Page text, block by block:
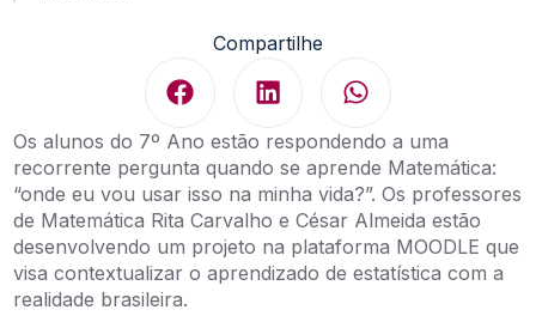
Compartilhe
Os alunos do 7º Ano estão respondendo a uma
recorrente pergunta quando se aprende Matemática:
“onde eu vou usar isso na minha vida?”. Os professores
de Matemática Rita Carvalho e César Almeida estão
desenvolvendo um projeto na plataforma MOODLE que
visa contextualizar o aprendizado de estatística com a
realidade brasileira.